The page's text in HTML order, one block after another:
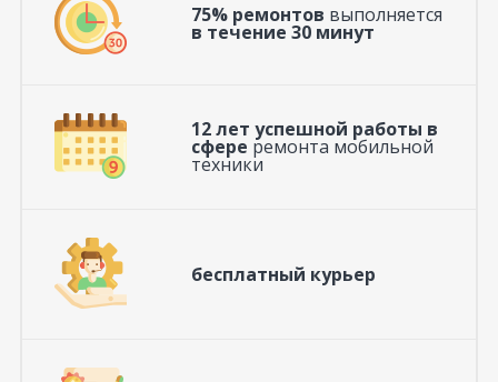
75% ремонтов выполняется
в течение 30 минут
12 лет успешной работы в
сфере ремонта мобильной
техники
бесплатный курьер